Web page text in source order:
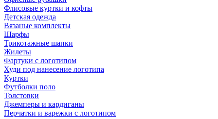
Флисовые куртки и кофты
Детская одежда
Вязаные комплекты
Шарфы
Трикотажные шапки
Жилеты
Фартуки с логотипом
Худи под нанесение логотипа
Куртки
Футболки поло
Толстовки
Джемперы и кардиганы
Перчатки и варежки с логотипом